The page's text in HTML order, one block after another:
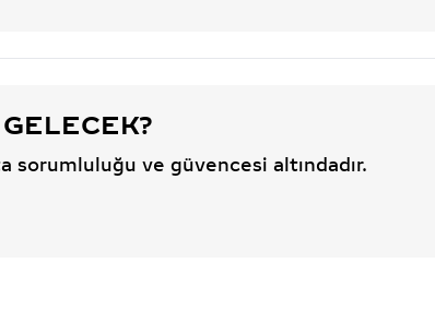
sorumluluğu ve güvencesi altındadır.